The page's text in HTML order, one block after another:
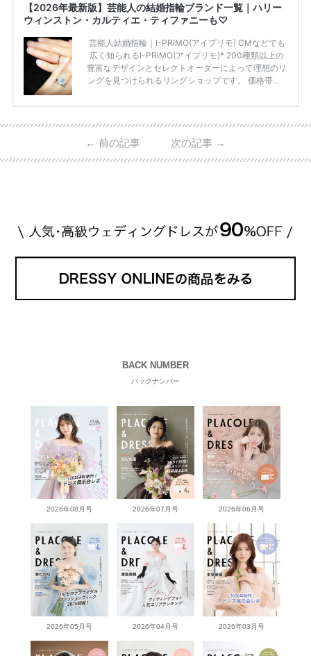
【2026年最新版】芸能人の結婚指輪ブランド一覧｜ハリー
ウィンストン・カルティエ・ティファニーも♡
芸能人結婚指輪｜I-PRIMO(アイプリモ) CMなどでも
広く知られるI-PRIMO(アイプリモ)* 200種類以上の
豊富なデザインとセレクトオーダーによって理想のリ
ングを見つけられるリングショップです。 価格帯は2
入が可能♩ コスパ的にも20代の若い夫婦に人気のよ
ビ 系 にて10月5日22時～スタートする水曜ドラマ『
#ファーストペンギン! 』で山藤 そよ役を演じます💁🏻‍♀️
← 前の記事 次の記事 →
BACK NUMBER
バックナンバー
2026年08月号 2026年07月号 2026年06月号
2026年05月号 2026年04月号 2026年03月号